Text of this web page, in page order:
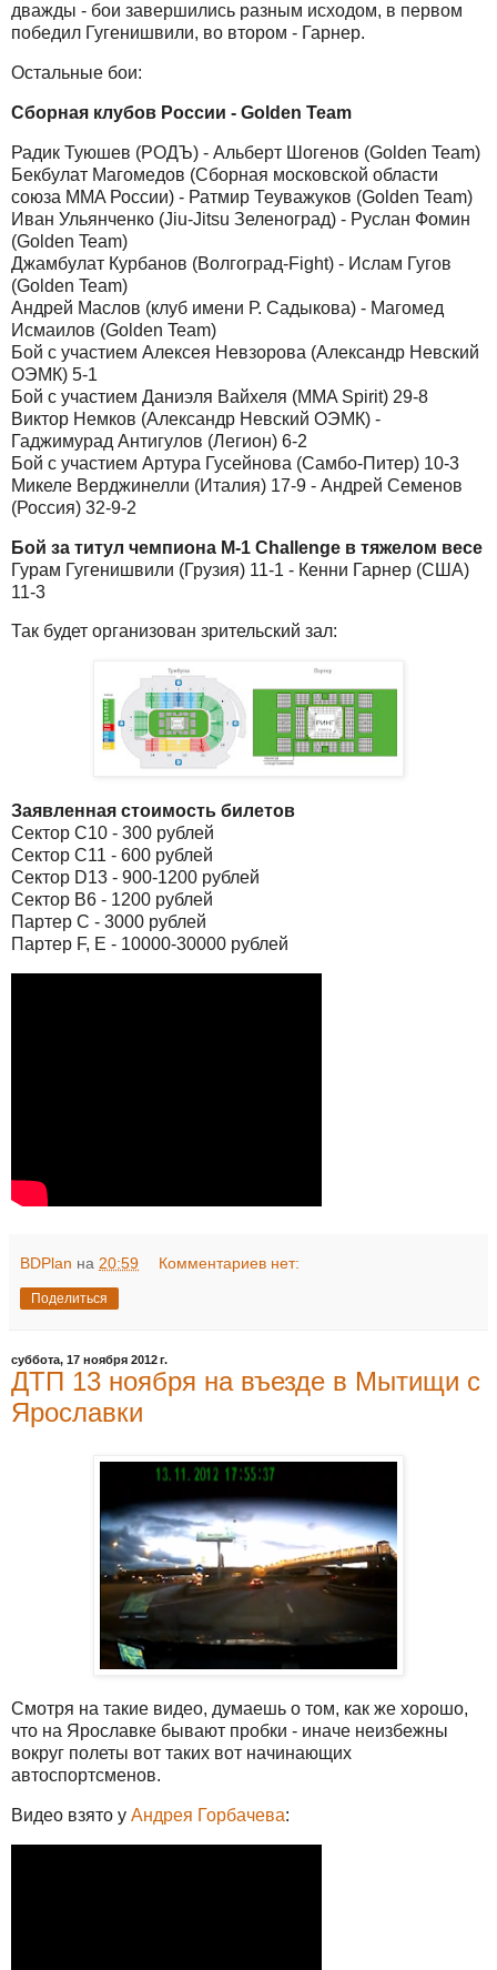
дважды - бои завершились разным исходом, в первом
победил Гугенишвили, во втором - Гарнер.
Остальные бои:
Сборная клубов России - Golden Team
Радик Туюшев (РОДЪ) - Альберт Шогенов (Golden Team)
Бекбулат Магомедов (Сборная московской области
союза MMA России) - Ратмир Теуважуков (Golden Team)
Иван Ульянченко (Jiu-Jitsu Зеленоград) - Руслан Фомин
(Golden Team)
Джамбулат Курбанов (Волгоград-Fight) - Ислам Гугов
(Golden Team)
Андрей Маслов (клуб имени Р. Садыкова) - Магомед
Исмаилов (Golden Team)
Бой с участием Алексея Невзорова (Александр Невский
ОЭМК) 5-1
Бой с участием Даниэля Вайхеля (MMA Spirit) 29-8
Виктор Немков (Александр Невский ОЭМК) -
Гаджимурад Антигулов (Легион) 6-2
Бой с участием Артура Гусейнова (Самбо-Питер) 10-3
Микеле Верджинелли (Италия) 17-9 - Андрей Семенов
(Россия) 32-9-2
Бой за титул чемпиона M-1 Challenge в тяжелом весе
Гурам Гугенишвили (Грузия) 11-1 - Кенни Гарнер (США)
11-3
Так будет организован зрительский зал:
Заявленная стоимость билетов
Сектор C10 - 300 рублей
Сектор С11 - 600 рублей
Сектор D13 - 900-1200 рублей
Сектор B6 - 1200 рублей
Партер C - 3000 рублей
Партер F, E - 10000-30000 рублей
BDPlan на 20:59 Комментариев нет:
Поделиться
суббота, 17 ноября 2012 г.
ДТП 13 ноября на въезде в Мытищи с
Ярославки
Смотря на такие видео, думаешь о том, как же хорошо,
что на Ярославке бывают пробки - иначе неизбежны
вокруг полеты вот таких вот начинающих
автоспортсменов.
Видео взято у Андрея Горбачева: